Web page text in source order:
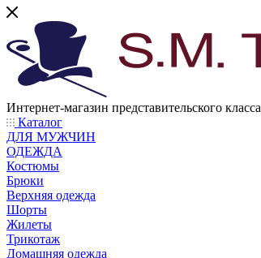
Интернет-магазин представительского класса
Каталог
ДЛЯ МУЖЧИН
ОДЕЖДА
Костюмы
Брюки
Верхняя одежда
Шорты
Жилеты
Трикотаж
Домашняя одежда